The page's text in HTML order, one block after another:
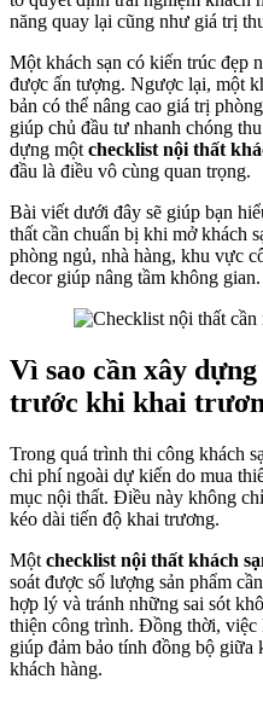
năng quay lại cũng như giá trị
Một khách sạn có kiến trúc đẹp
được ấn tượng. Ngược lại, một
bản có thể nâng cao giá trị
giúp chủ đầu tư nhanh chóng
dựng một checklist nội thất
đầu là điều vô cùng quan trọng.
Bài viết dưới đây sẽ giúp bạn
thất cần chuẩn bị khi mở khách
phòng ngủ, nhà hàng, khu vực
decor giúp nâng tầm không gian.
Vì sao cần xây
trước khi khai
Trong quá trình thi công khách
chi phí ngoài dự kiến do mua
mục nội thất. Điều này không
kéo dài tiến độ khai trương.
Một checklist nội thất khách
soát được số lượng sản phẩm
hợp lý và tránh những sai sót
thiện công trình. Đồng thời, việc
giúp đảm bảo tính đồng bộ giữa
khách hàng.